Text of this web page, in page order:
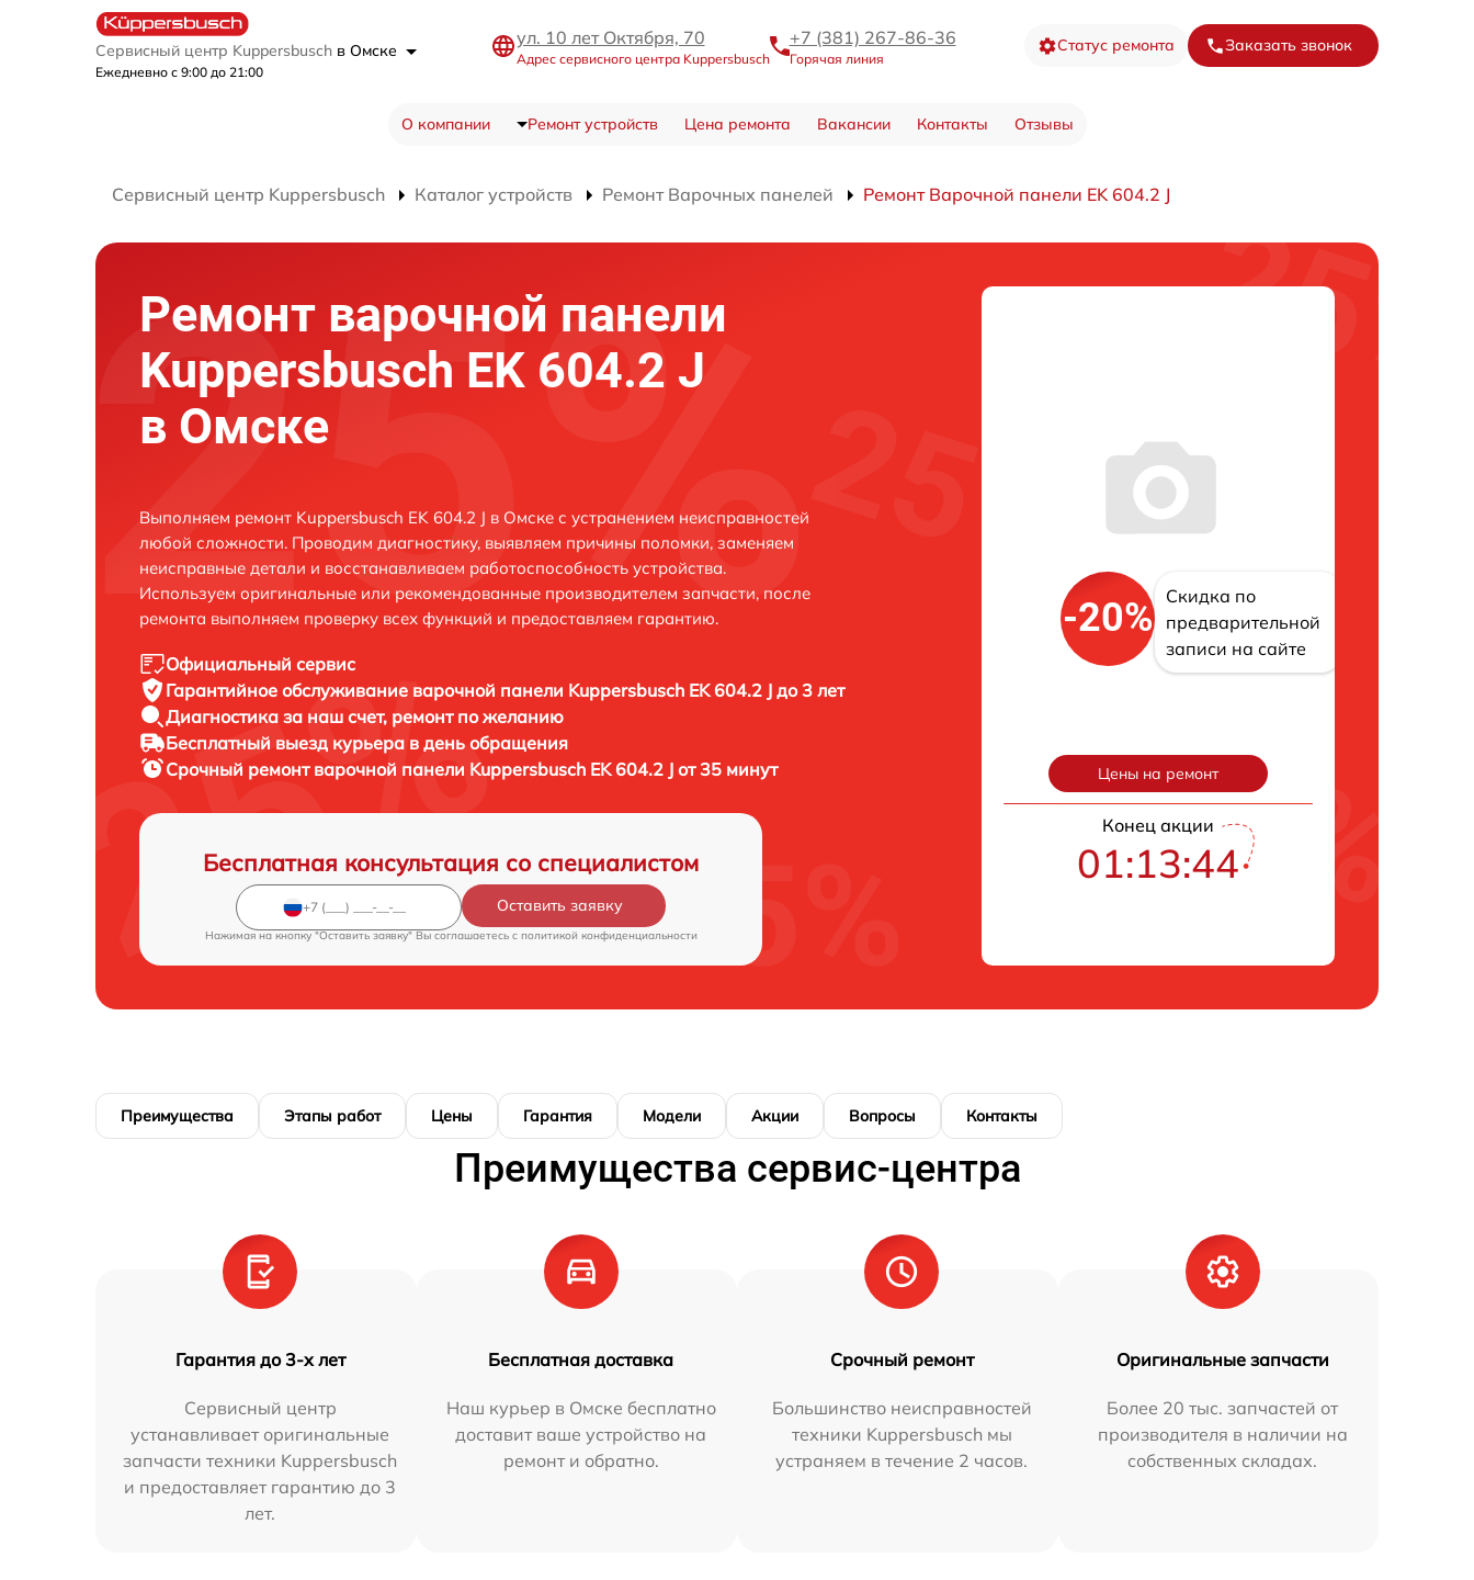
Сервисный центр Kuppersbusch в Омске
Ежедневно с 9:00 до 21:00
ул. 10 лет Октября, 70
Адрес сервисного центра Kuppersbusch
+7 (381) 267-86-36
Горячая линия
Статус ремонта Заказать звонок
О компании Ремонт устройств Цена ремонта Вакансии Контакты Отзывы
Сервисный центр Kuppersbusch Каталог устройств Ремонт Варочных панелей Ремонт Варочной панели EK 604.2 J
Ремонт варочной панели
Kuppersbusch EK 604.2 J
в Омске
Выполняем ремонт Kuppersbusch EK 604.2 J в Омске с устранением неисправностей
любой сложности. Проводим диагностику, выявляем причины поломки, заменяем
неисправные детали и восстанавливаем работоспособность устройства.
Используем оригинальные или рекомендованные производителем запчасти, после
ремонта выполняем проверку всех функций и предоставляем гарантию.
Официальный сервис
Гарантийное обслуживание варочной панели Kuppersbusch EK 604.2 J до 3 лет
Диагностика за наш счет, ремонт по желанию
Бесплатный выезд курьера в день обращения
Срочный ремонт варочной панели Kuppersbusch EK 604.2 J от 35 минут
Бесплатная консультация со специалистом
Оставить заявку
Нажимая на кнопку "Оставить заявку" Вы соглашаетесь c политикой конфиденциальности
-20%
Скидка по
предварительной
записи на сайте
Цены на ремонт
Конец акции
01:13:43
Преимущества Этапы работ Цены Гарантия Модели Акции Вопросы Контакты
Преимущества сервис-центра
Гарантия до 3-х лет
Сервисный центр
устанавливает оригинальные
запчасти техники Kuppersbusch
и предоставляет гарантию до 3
лет.
Бесплатная доставка
Наш курьер в Омске бесплатно
доставит ваше устройство на
ремонт и обратно.
Срочный ремонт
Большинство неисправностей
техники Kuppersbusch мы
устраняем в течение 2 часов.
Оригинальные запчасти
Более 20 тыс. запчастей от
производителя в наличии на
собственных складах.